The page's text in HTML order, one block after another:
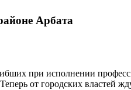
Арбата
при исполнении
от городских властей